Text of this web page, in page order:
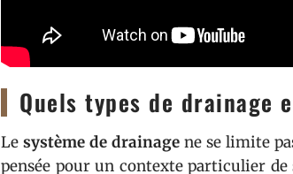
Quels types de
Lesystème de drainage ne se limite
pensée pour un contexte particulier de